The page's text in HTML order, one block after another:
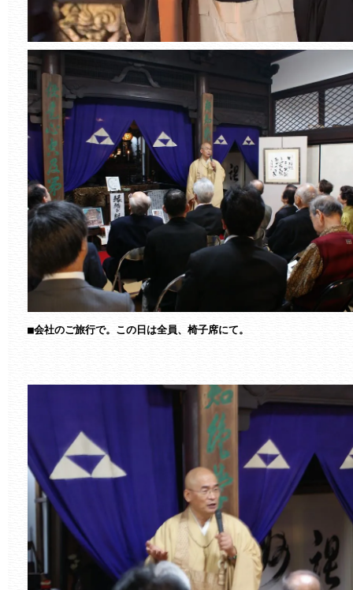
■会社のご旅行で。この日は全員、椅子席にて。